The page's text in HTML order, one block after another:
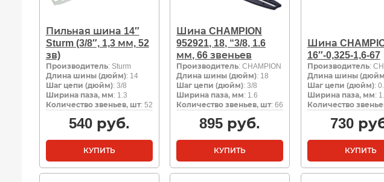
Пильная шина 14″
Sturm (3/8″, 1,3 мм, 52
зв)
Производитель: Sturm
Длина шины (дюйм): 14
Шаг цепи (дюйм): 3/8
Ширина паза, мм: 1.3
Количество звеньев, шт: 52
540руб.
КУПИТЬ
Шина CHAMPION
952921, 18, “3/8, 1.6
мм, 66 звеньев
Производитель: CHAMPION
Длина шины (дюйм): 18
Шаг цепи (дюйм): 3/8
Ширина паза, мм: 1.6
Количество звеньев, шт: 66
895 руб.
КУПИТЬ
Шина
16″-0,325-1,6-67
Производитель:
Длина шины
Шаг цепи (дюйм):
Ширина паза, мм:
Количество
730
КУПИТЬ